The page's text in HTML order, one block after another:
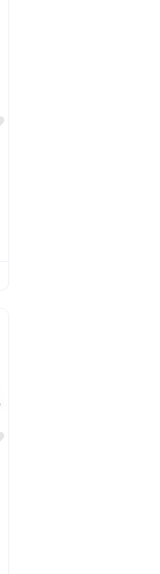
Favorite
Favorite